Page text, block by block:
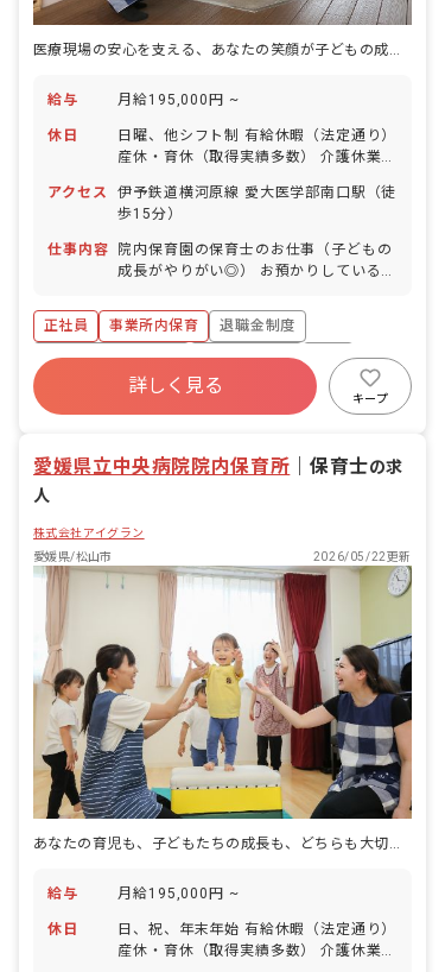
医療現場の安心を支える、あなたの笑顔が子どもの成長を照らす保育の舞台
給与 月給195,000円 ~
休日
日曜、他シフト制 有給休暇（法定通り）
産休・育休（取得実績多数） 介護休業
アクセス
伊予鉄道横河原線 愛大医学部南口駅（徒
歩15分）
仕事内容
院内保育園の保育士のお仕事（子どもの
成長がやりがい◎） お預かりしている子
食事・睡眠・排泄・清潔・衣類の着脱等
・集団生活を通じた社会性の装着 ・行事
の計画・実行、お知らせの作成
正社員 事業所内保育
退職金制度
ボーナス・賞与あり
社会保険完備
有給
福利厚生充実
昇給昇進あり
産休育休制度
詳しく見る
キープ
愛媛県立中央病院院内保育所 保育士の求
人
株式会社アイグラン
愛媛県/松山市
2026/05/22更新
給与 月給195,000円 ~
休日
日、祝、年末年始 有給休暇（法定通り）
産休・育休（取得実績多数） 介護休業